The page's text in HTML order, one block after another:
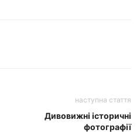
наступна стаття
Дивовижні історичні
фотографії